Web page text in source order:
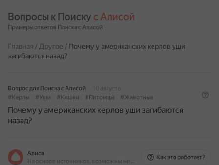
Вопросы к Поиску с Алисой
Примеры ответов Поиска с Алисой
Главная / Другое / Почему у американских керлов уши
загибаются назад?
Вопрос для Поиска с Алисой
10 августа
#Керлы
#Уши #Кошки #Питомцы #Животные
Почему у американских керлов уши загибаются
назад?
Алиса
На основе источников, возможны неточности
Как это работает?